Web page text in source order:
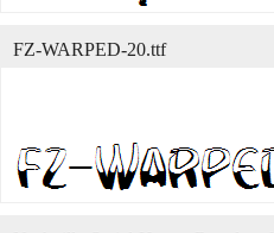
FZ-WARPED-20.ttf